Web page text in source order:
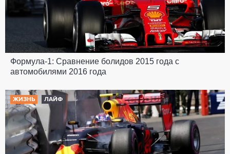
Формула-1: Сравнение болидов 2015 года с
автомобилями 2016 года
ЖИЗНЬ ЛАЙФ